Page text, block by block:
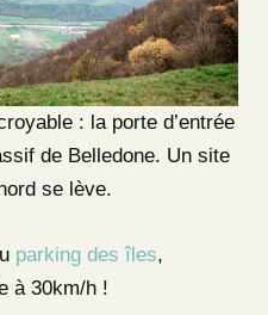
: la porte d’entrée
de Belledone. Un site
se lève.
parking des îles,
à 30km/h !